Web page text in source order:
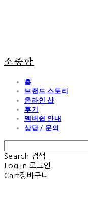
소중함
홈
브랜드 스토리
온라인 샵
후기
멤버쉽 안내
상담 / 문의
Search 검색
Log In 로그인
Cart장바구니